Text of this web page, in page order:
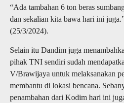
“Ada tambahan 6 ton beras
dan sekalian kita bawa hari ini
(25/3/2024).
Selain itu Dandim juga
pihak TNI sendiri sudah
V/Brawijaya untuk melaksanakan
membantu di lokasi bencana.
penambahan dari Kodim hari ini